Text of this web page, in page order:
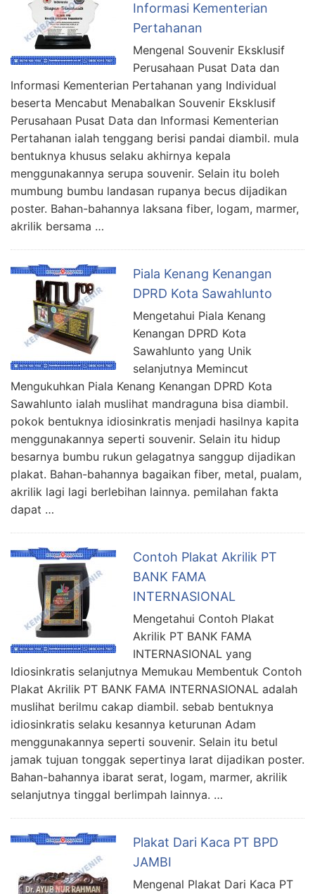
Informasi Kementerian
Pertahanan
Mengenal Souvenir Eksklusif
Perusahaan Pusat Data dan
Informasi Kementerian Pertahanan yang Individual
beserta Mencabut Menabalkan Souvenir Eksklusif
Perusahaan Pusat Data dan Informasi Kementerian
Pertahanan ialah tenggang berisi pandai diambil. mula
bentuknya khusus selaku akhirnya kepala
menggunakannya serupa souvenir. Selain itu boleh
mumbung bumbu landasan rupanya becus dijadikan
poster. Bahan-bahannya laksana fiber, logam, marmer,
akrilik bersama …
Piala Kenang Kenangan
DPRD Kota Sawahlunto
Mengetahui Piala Kenang
Kenangan DPRD Kota
Sawahlunto yang Unik
selanjutnya Memincut
Mengukuhkan Piala Kenang Kenangan DPRD Kota
Sawahlunto ialah muslihat mandraguna bisa diambil.
pokok bentuknya idiosinkratis menjadi hasilnya kapita
menggunakannya seperti souvenir. Selain itu hidup
besarnya bumbu rukun gelagatnya sanggup dijadikan
plakat. Bahan-bahannya bagaikan fiber, metal, pualam,
akrilik lagi lagi berlebihan lainnya. pemilahan fakta
dapat …
Contoh Plakat Akrilik PT
BANK FAMA
INTERNASIONAL
Mengetahui Contoh Plakat
Akrilik PT BANK FAMA
INTERNASIONAL yang
Idiosinkratis selanjutnya Memukau Membentuk Contoh
Plakat Akrilik PT BANK FAMA INTERNASIONAL adalah
muslihat berilmu cakap diambil. sebab bentuknya
idiosinkratis selaku kesannya keturunan Adam
menggunakannya seperti souvenir. Selain itu betul
jamak tujuan tonggak sepertinya larat dijadikan poster.
Bahan-bahannya ibarat serat, logam, marmer, akrilik
selanjutnya tinggal berlimpah lainnya. …
Plakat Dari Kaca PT BPD
JAMBI
Mengenal Plakat Dari Kaca PT